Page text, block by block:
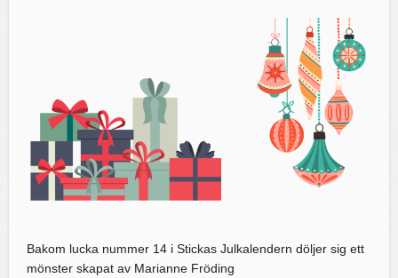
Bakom lucka nummer 14 i Stickas Julkalendern döljer sig ett
mönster skapat av Marianne Fröding